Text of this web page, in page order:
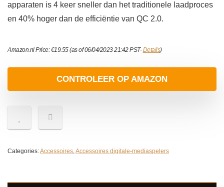
apparaten is 4 keer sneller dan het traditionele laadproces
en 40% hoger dan de efficiëntie van QC 2.0.
Amazon.nl Price:€19.55(as of 06/04/2023 21:42 PST-Details)
CONTROLEER OP AMAZON
Categories:Accessoires,Accessoires digitale-mediaspelers